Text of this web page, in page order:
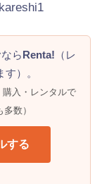
ら Renta! （レ
）。
入・レンタルで
数）
する